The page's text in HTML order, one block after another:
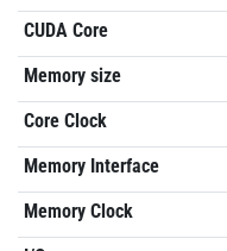
CUDA Core
Memory size
Core Clock
Memory Interface
Memory Clock